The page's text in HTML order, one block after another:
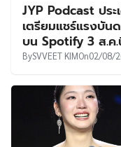
JYP Podcast ประ
เตรียมแชร์แรงบัน
บน Spotify 3 ส.ค
BySVVEET KIMOn02/08/